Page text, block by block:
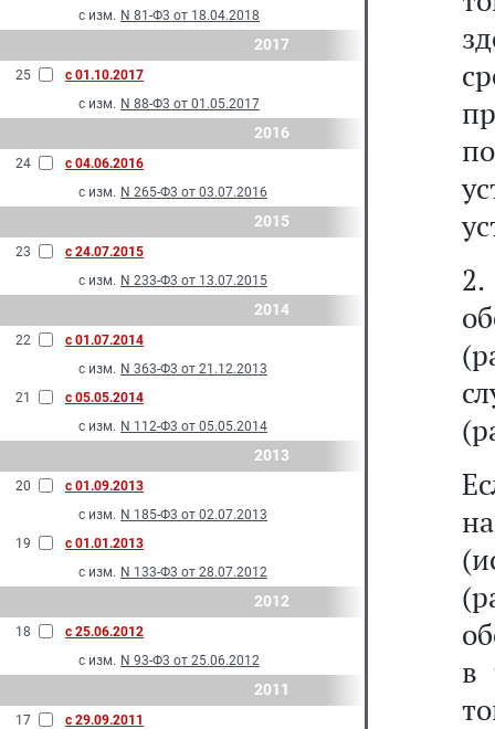
с изм. N 81-Ф3 от 18.04.2018
2017
25
с 01.10.2017
с изм. N 88-Ф3 от 01.05.2017
2016
24
с 04.06.2016
с изм. N 265-Ф3 от 03.07.2016
2015
23
с 24.07.2015
с изм. N 233-Ф3 от 13.07.2015
2014
22
с 01.07.2014
с изм. N 363-Ф3 от 21.12.2013
21
с 05.05.2014
с изм. N 112-Ф3 от 05.05.2014
2013
20
с 01.09.2013
с изм. N 185-Ф3 от 02.07.2013
19
с 01.01.2013
с изм. N 133-Ф3 от 28.07.2012
2012
18
с 25.06.2012
с изм. N 93-Ф3 от 25.06.2012
2011
17
с 29.09.2011
в